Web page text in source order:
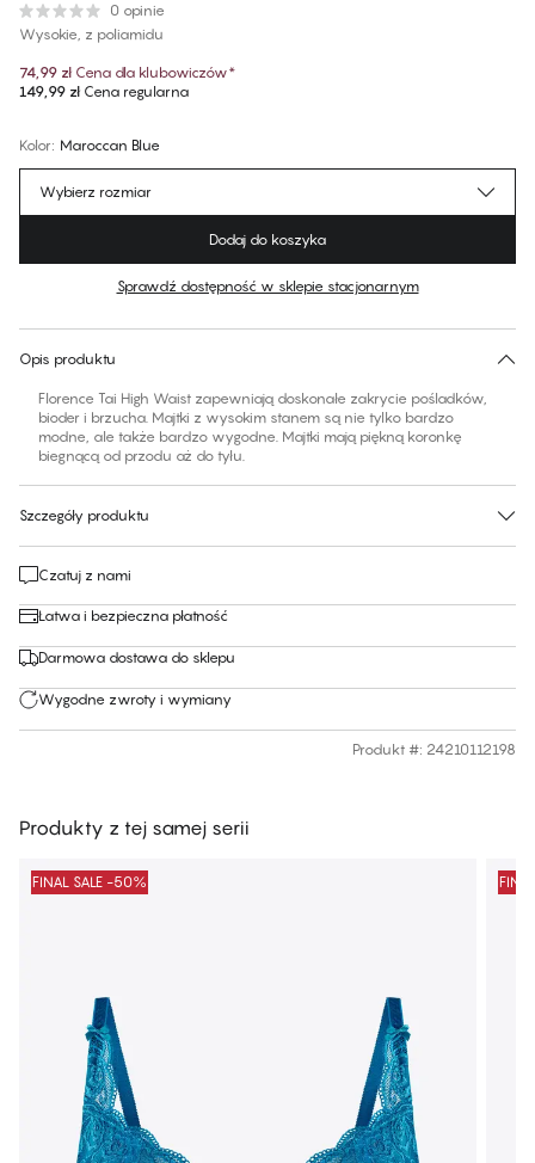
0 opinie
Wysokie, z poliamidu
74,99 zł Cena dla klubowiczów*
149,99 złCena regularna
Kolor: Maroccan Blue
Brak sugerowanego rozmiaru dla tego produktu
Wybierz rozmiar
Dodaj do koszyka
Sprawdź dostępność w sklepie stacjonarnym
Opis produktu
Florence Tai High Waist zapewniają doskonałe zakrycie pośladków,
bioder i brzucha. Majtki z wysokim stanem są nie tylko bardzo
modne, ale także bardzo wygodne. Majtki mają piękną koronkę
biegnącą od przodu aż do tyłu.
Szczegóły produktu
Czatuj z nami
Łatwa i bezpieczna płatność
Darmowa dostawa do sklepu
Wygodne zwroty i wymiany
Produkt #: 24210112198
Produkty z tej samej serii
FINAL SALE -50%